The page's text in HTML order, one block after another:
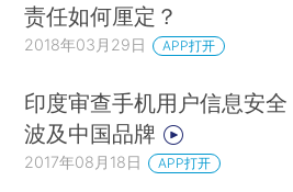
责任如何厘定？
2018年03月29日 APP打开
印度审查手机用户信息安全
波及中国品牌
2017年08月18日 APP打开